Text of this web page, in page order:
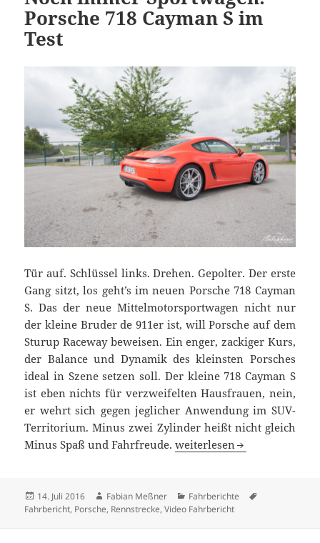
Porsche 718 Cayman S im
Test
Tür auf. Schlüssel links. Drehen. Gepolter. Der erste
Gang sitzt, los geht’s im neuen Porsche 718 Cayman
S. Das der neue Mittelmotorsportwagen nicht nur
der kleine Bruder de 911er ist, will Porsche auf dem
Sturup Raceway beweisen. Ein enger, zackiger Kurs,
der Balance und Dynamik des kleinsten Porsches
ideal in Szene setzen soll. Der kleine 718 Cayman S
ist eben nichts für verzweifelten Hausfrauen, nein,
er wehrt sich gegen jeglicher Anwendung im SUV-
Territorium. Minus zwei Zylinder heißt nicht gleich
Minus Spaß und Fahrfreude.Noch immer Sportwagen:
weiterlesen
Veröffentlicht
am
14. Juli 2016 Autor
Fabian Meßner Kategorien
Fahrberichte
Fahrbericht, Porsche, Rennstrecke,Video Fahrbericht